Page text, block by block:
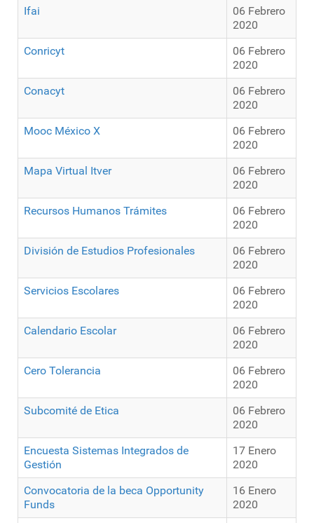
Ifai
06 Febrero
2020
Conricyt
06 Febrero
2020
Conacyt
06 Febrero
2020
Mooc México X
06 Febrero
2020
Mapa Virtual Itver
06 Febrero
2020
Recursos Humanos Trámites
06 Febrero
2020
División de Estudios Profesionales
06 Febrero
2020
Servicios Escolares
06 Febrero
2020
Calendario Escolar
06 Febrero
2020
Cero Tolerancia
06 Febrero
2020
Subcomité de Etica
06 Febrero
2020
Encuesta Sistemas Integrados de
Gestión
17 Enero
2020
Convocatoria de la beca Opportunity
Funds
16 Enero
2020